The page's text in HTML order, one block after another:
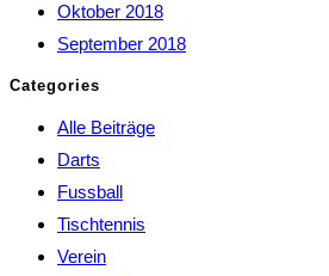
Oktober 2018
September 2018
Categories
Alle Beiträge
Darts
Fussball
Tischtennis
Verein